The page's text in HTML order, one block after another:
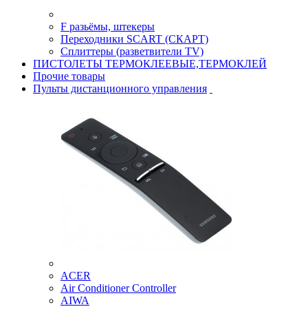
F разьёмы, штекеры
Переходники SCART (СКАРТ)
Сплиттеры (разветвители TV)
ПИСТОЛЕТЫ ТЕРМОКЛЕЕВЫЕ,ТЕРМОКЛЕЙ
Прочие товары
Пульты дистанционного управления
ACER
Air Conditioner Controller
AIWA